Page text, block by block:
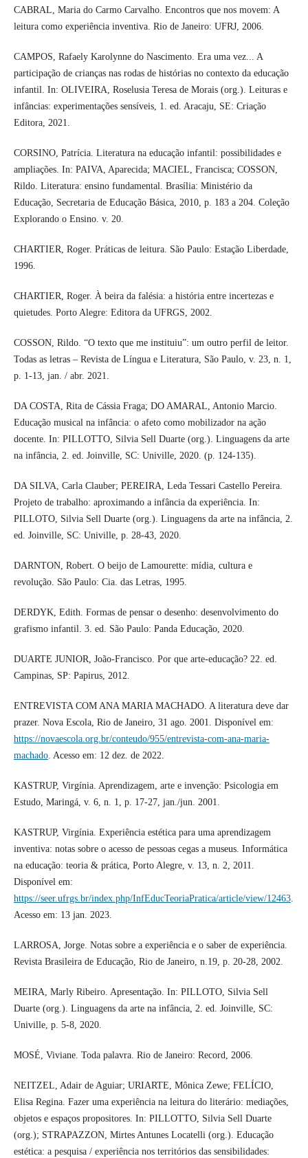
CABRAL, Maria do Carmo Carvalho. Encontros que nos movem: A
leitura como experiência inventiva. Rio de Janeiro: UFRJ, 2006.
CAMPOS, Rafaely Karolynne do Nascimento. Era uma vez... A
participação de crianças nas rodas de histórias no contexto da educação
infantil. In: OLIVEIRA, Roselusia Teresa de Morais (org.). Leituras e
infâncias: experimentações sensíveis, 1. ed. Aracaju, SE: Criação
Editora, 2021.
CORSINO, Patrícia. Literatura na educação infantil: possibilidades e
ampliações. In: PAIVA, Aparecida; MACIEL, Francisca; COSSON,
Rildo. Literatura: ensino fundamental. Brasília: Ministério da
Educação, Secretaria de Educação Básica, 2010, p. 183 a 204. Coleção
Explorando o Ensino. v. 20.
CHARTIER, Roger. Práticas de leitura. São Paulo: Estação Liberdade,
1996.
CHARTIER, Roger. À beira da falésia: a história entre incertezas e
quietudes. Porto Alegre: Editora da UFRGS, 2002.
COSSON, Rildo. “O texto que me instituiu”: um outro perfil de leitor.
Todas as letras – Revista de Língua e Literatura, São Paulo, v. 23, n. 1,
p. 1-13, jan. / abr. 2021.
DA COSTA, Rita de Cássia Fraga; DO AMARAL, Antonio Marcio.
Educação musical na infância: o afeto como mobilizador na ação
docente. In: PILLOTTO, Silvia Sell Duarte (org.). Linguagens da arte
na infância, 2. ed. Joinville, SC: Univille, 2020. (p. 124-135).
DA SILVA, Carla Clauber; PEREIRA, Leda Tessari Castello Pereira.
Projeto de trabalho: aproximando a infância da experiência. In:
PILLOTO, Silvia Sell Duarte (org.). Linguagens da arte na infância, 2.
ed. Joinville, SC: Univille, p. 28-43, 2020.
DARNTON, Robert. O beijo de Lamourette: mídia, cultura e
revolução. São Paulo: Cia. das Letras, 1995.
DERDYK, Edith. Formas de pensar o desenho: desenvolvimento do
grafismo infantil. 3. ed. São Paulo: Panda Educação, 2020.
DUARTE JUNIOR, João-Francisco. Por que arte-educação? 22. ed.
Campinas, SP: Papirus, 2012.
ENTREVISTA COM ANA MARIA MACHADO. A literatura deve dar
prazer. Nova Escola, Rio de Janeiro, 31 ago. 2001. Disponível em:
https://novaescola.org.br/conteudo/955/entrevista-com-ana-maria-
machado. Acesso em: 12 dez. de 2022.
KASTRUP, Virgínia. Aprendizagem, arte e invenção: Psicologia em
Estudo, Maringá, v. 6, n. 1, p. 17-27, jan./jun. 2001.
KASTRUP, Virgínia. Experiência estética para uma aprendizagem
inventiva: notas sobre o acesso de pessoas cegas a museus. Informática
na educação: teoria & prática, Porto Alegre, v. 13, n. 2, 2011.
Disponível em:
https://seer.ufrgs.br/index.php/InfEducTeoriaPratica/article/view/12463.
Acesso em: 13 jan. 2023.
LARROSA, Jorge. Notas sobre a experiência e o saber de experiência.
Revista Brasileira de Educação, Rio de Janeiro, n.19, p. 20-28, 2002.
MEIRA, Marly Ribeiro. Apresentação. In: PILLOTO, Silvia Sell
Duarte (org.). Linguagens da arte na infância, 2. ed. Joinville, SC:
Univille, p. 5-8, 2020.
MOSÉ, Viviane. Toda palavra. Rio de Janeiro: Record, 2006.
NEITZEL, Adair de Aguiar; URIARTE, Mônica Zewe; FELÍCIO,
Elisa Regina. Fazer uma experiência na leitura do literário: mediações,
objetos e espaços propositores. In: PILLOTTO, Silvia Sell Duarte
(org.); STRAPAZZON, Mirtes Antunes Locatelli (org.). Educação
estética: a pesquisa / experiência nos territórios das sensibilidades: